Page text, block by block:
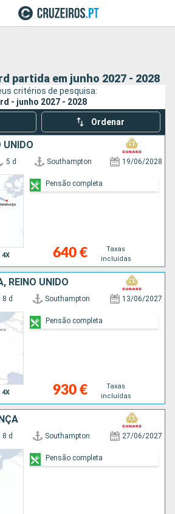
partida em junho 2027 - 2028
critérios de pesquisa:
- junho 2027 - 2028
Ordenar
UNIDO
5 d Southampton 19/06/2028
640 €
Taxas
incluídas
Pensão completa
REINO UNIDO
8 d Southampton 13/06/2027
930 €
Taxas
incluídas
Pensão completa
8 d Southampton 27/06/2027
Pensão completa